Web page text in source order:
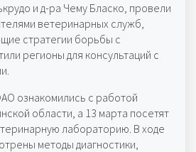
и д-ра Чему Бласко, провели
ветеринарных служб,
стратегии борьбы с
регионы для консультаций с
ознакомились с работой
области, а 13 марта посетят
лабораторию. В ходе
методы диагностики,